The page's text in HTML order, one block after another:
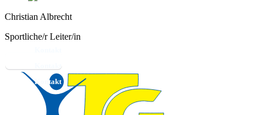
Christian Albrecht
Sportliche/r Leiter/in